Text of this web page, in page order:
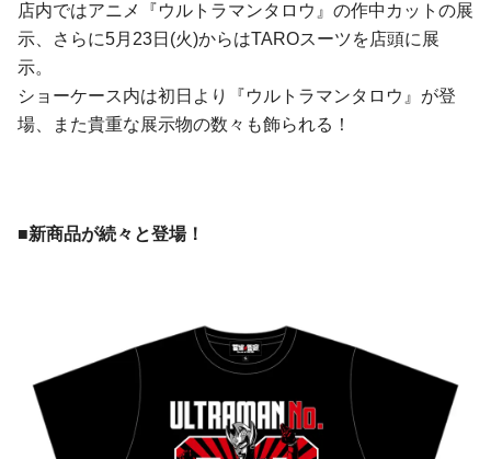
店内ではアニメ『ウルトラマンタロウ』の作中カットの展
示、さらに5月23日(火)からはTAROスーツを店頭に展
示。
ショーケース内は初日より『ウルトラマンタロウ』が登
場、また貴重な展示物の数々も飾られる！
■新商品が続々と登場！